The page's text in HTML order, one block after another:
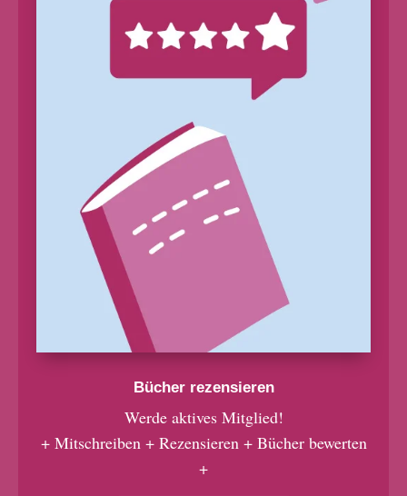
Bücher rezensieren
Werde aktives Mitglied!
+ Mitschreiben + Rezensieren + Bücher bewerten
+